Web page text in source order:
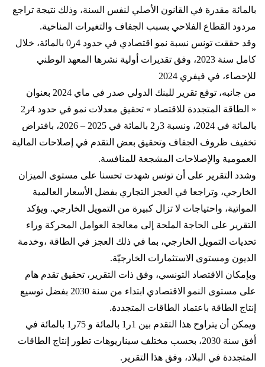
بالمائة مقدرة في القانون الأصلي لنفس السنة، وذلك نتيجة تراجع
مردود القطاع الفلاحي بسبب الجفاف والتغيرات المناخية.
وقد حققت تونس نسبة نمو اقتصادي في حدود 4ر0 بالمائة، خلال
كامل سنة 2023، وفق تقديرات أولية نشرها المعهد الوطني
للإحصاء، في فيفري 2024
من جانبه، توقع تقرير للبنك الدولي صدر في ماي 2024 بعنوان
« الطاقة المتجددة للاقتصاد » تحقيق معدلات نمو في حدود 4ر2
بالمائة في 2024، ونسبة 3ر2 بالمائة في 2025 – 2026، بافتراض
تخفيف ظروف الجفاف وتحقيق بعض التقدم في إصلاحات المالية
العمومية والإصلاحات المشجعة للمنافسة.
وشدد التقرير على أن تونس شهدت تحسنا على مستوى الميزان
الخارجي، وتراجعا في العجز التجاري بفضل الأسعار العالمية
المواتية، واحتياجات لا تزال كبيرة من التمويل الخارجي. ويؤكد
التقرير على الحاجة الملحة إلى معالجة العوامل المحركة وراء
تحديات التمويل الخارجي، بما في ذلك العجز في الطاقة ،وخدمة
الديون ومستوى الاستثمارات الخارجيّة.
وبإمكان الاقتصاد التونسي، وفق ذات التقرير، تحقيق تقدم هام
على مستوى النمو الاقتصادي ابتداء من سنة 2030 بفضل توسيع
إنتاج الطاقة باعتماد الطاقات المتجددة.
ويمكن أن يتراوح هذا التقدم بين 1ر1 بالمائة و 75ر1 بالمائة في
أفق سنة 2030، بحسب مختلف سيناريوهات تطور إنتاج الطاقات
المتجددة في البلاد، وفق هذا التقرير.